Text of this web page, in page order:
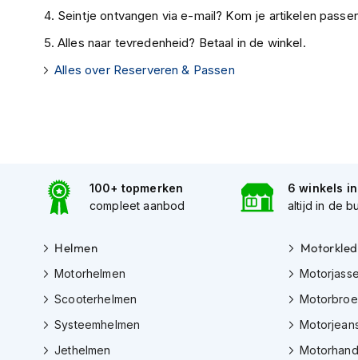
motorpak
Motorhoodies
Regenkleding
Koelvesten
Motorsokken
windcollars
Verwarmde
Protectie
Seintje ontvangen via e-mail? Kom je artikelen
Alles naar tevredenheid? Betaal in de winkel.
Alles over Reserveren & Passen
100+ topmerken
compleet aanbod
6 winkels in
altijd in de
Helmen
Motorhelmen
Scooterhelmen
Systeemhelmen
Jethelmen